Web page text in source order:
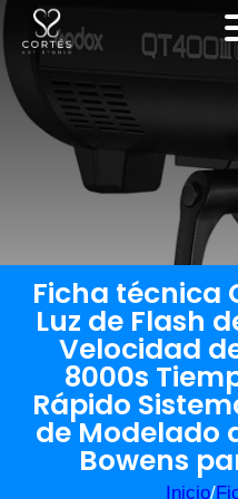
Ficha técnica
Luz de Flash
Velocidad
8000s
Rápido
de Modelado
Bowens
Inicio/